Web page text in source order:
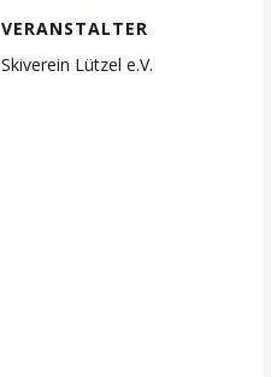
VERANSTALTER
Skiverein Lützel e.V.